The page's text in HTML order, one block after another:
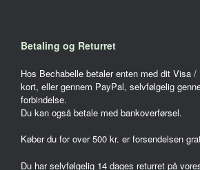
Betaling og Returret
Hos Bechabelle betaler enten med dit Visa
kort, eller gennem PayPal, selvfølgelig
forbindelse.
Du kan også betale med bankoverførsel.
Køber du for over 500 kr. er forsendelsen
Du har selvfølgelig 14 dages returret på